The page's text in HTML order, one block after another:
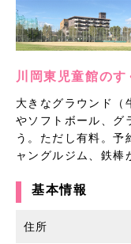
川岡東児童館の
大きなグラウンド（
やソフトボール、グ
う。ただし有料。予
ャングルジム、鉄棒
基本情報
住所